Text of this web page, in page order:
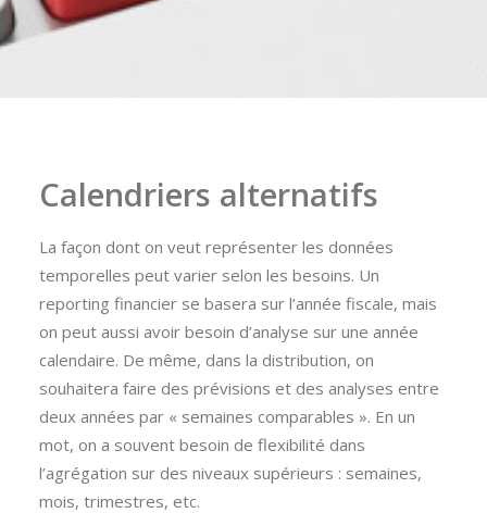
Calendriers alternatifs
La façon dont on veut représenter les données
temporelles peut varier selon les besoins. Un
reporting financier se basera sur l’année fiscale, mais
on peut aussi avoir besoin d’analyse sur une année
calendaire. De même, dans la distribution, on
souhaitera faire des prévisions et des analyses entre
deux années par « semaines comparables ». En un
mot, on a souvent besoin de flexibilité dans
l’agrégation sur des niveaux supérieurs : semaines,
mois, trimestres, etc.